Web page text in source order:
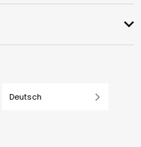
Deutsch